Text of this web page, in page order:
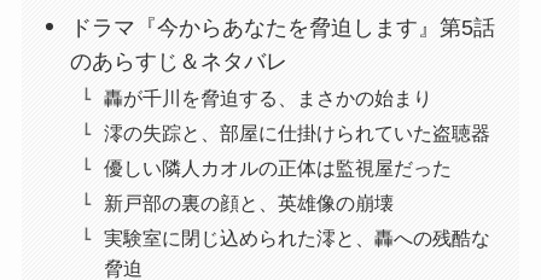
ドラマ『今からあなたを脅迫します』第5話
のあらすじ＆ネタバレ
轟が千川を脅迫する、まさかの始まり
澪の失踪と、部屋に仕掛けられていた盗聴器
優しい隣人カオルの正体は監視屋だった
新戸部の裏の顔と、英雄像の崩壊
実験室に閉じ込められた澪と、轟への残酷な
脅迫